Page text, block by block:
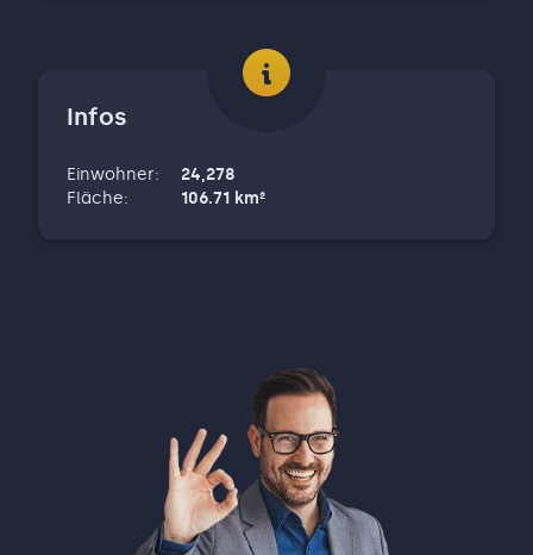
Infos
Einwohner:
24,278
Fläche: 106.71 km²